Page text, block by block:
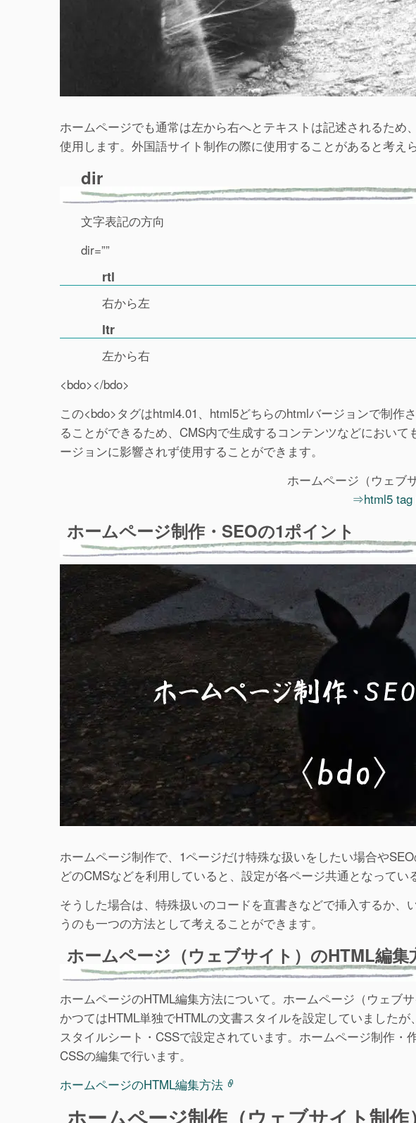
ホームページでも通常は左から右へとテキストは記述されるた
使用します。外国語サイト制作の際に使用することがあると考えら
dir
文字表記の方向
dir=””
rtl
右から左
ltr
左から右
<bdo></bdo>
この<bdo>タグはhtml4.01、html5どちらのhtmlバージョンで制作
ることができるため、CMS内で生成するコンテンツなどにおい
ージョンに影響されず使用することができます。
ホームページ（ウェブ
⇒html5 tag
ホームページ制作・SEOの1ポイント
ホームページ制作で、1ページだけ特殊な扱いをしたい場合や
どのCMSなどを利用していると、設定が各ページ共通となってい
そうした場合は、特殊扱いのコードを直書きなどで挿入するか、
うのも一つの方法として考えることができます。
ホームページ（ウェブサイト）のHTML編集
ホームページのHTML編集方法について。ホームページ（ウェブ
かつてはHTML単独でHTMLの文書スタイルを設定していました
スタイルシート・CSSで設定されています。ホームページ制作・
CSSの編集で行います。
ホームページのHTML編集方法
ホームページ制作（ウェブサイト制作